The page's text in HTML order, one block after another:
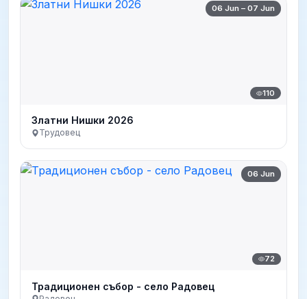
06 Jun – 07 Jun
110
Златни Нишки 2026
Трудовец
06 Jun
72
Традиционен събор - село Радовец